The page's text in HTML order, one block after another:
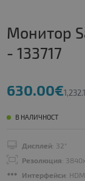
Монитор
- 133717
630.00€
В НАЛИЧНОСТ
Дисплей: 32"
Резолюция:
Интерфейси: